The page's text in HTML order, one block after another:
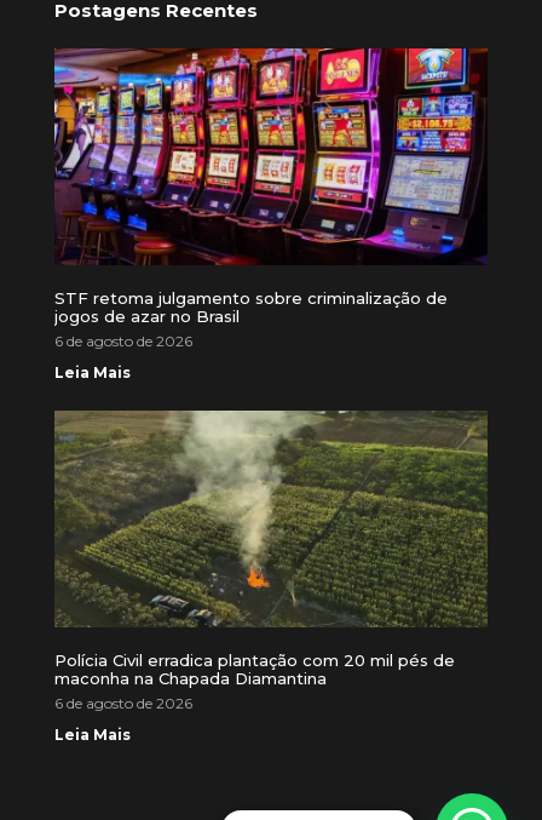
Postagens Recentes
STF retoma julgamento sobre criminalização de
jogos de azar no Brasil
6 de agosto de 2026
Leia Mais
Polícia Civil erradica plantação com 20 mil pés de
maconha na Chapada Diamantina
6 de agosto de 2026
Leia Mais